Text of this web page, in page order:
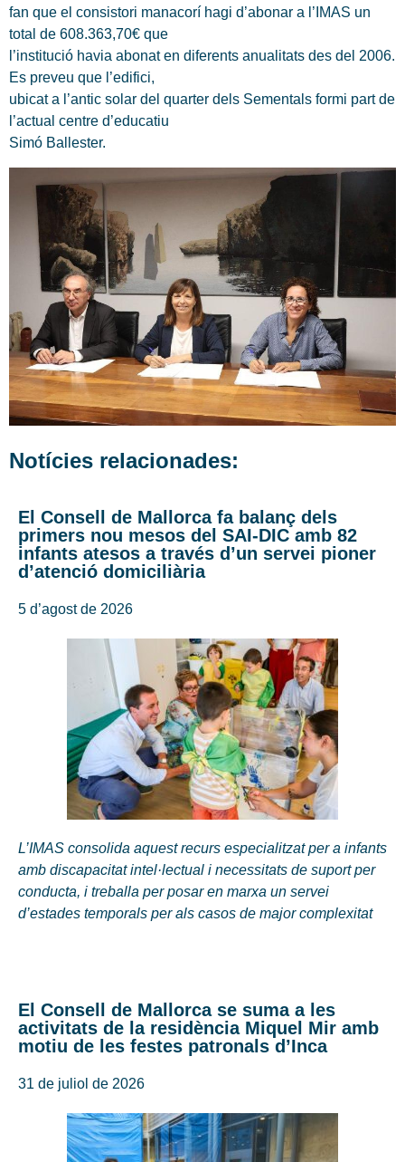
fan que el consistori manacorí hagi d’abonar a l’IMAS un
total de 608.363,70€ que
l’institució havia abonat en diferents anualitats des del 2006.
Es preveu que l’edifici,
ubicat a l’antic solar del quarter dels Sementals formi part de
l’actual centre d’educatiu
Simó Ballester.
Notícies relacionades:
El Consell de Mallorca fa balanç dels
primers nou mesos del SAI-DIC amb 82
infants atesos a través d’un servei pioner
d’atenció domiciliària
5 d’agost de 2026
L’IMAS consolida aquest recurs especialitzat per a infants
amb discapacitat intel·lectual i necessitats de suport per
conducta, i treballa per posar en marxa un servei
d’estades temporals per als casos de major complexitat
El Consell de Mallorca se suma a les
activitats de la residència Miquel Mir amb
motiu de les festes patronals d’Inca
31 de juliol de 2026